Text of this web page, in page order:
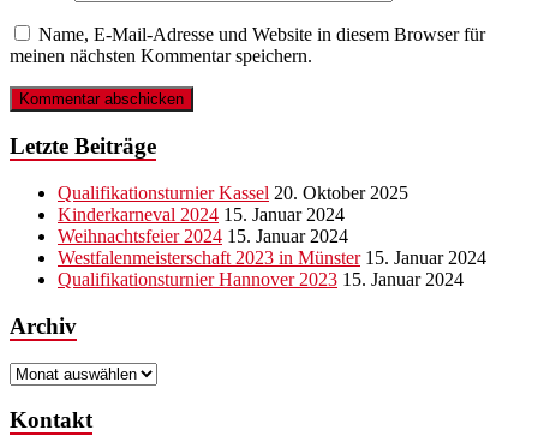
Name, E-Mail-Adresse und Website in diesem Browser für
meinen nächsten Kommentar speichern.
Letzte Beiträge
Qualifikationsturnier Kassel 20. Oktober 2025
Kinderkarneval 2024 15. Januar 2024
Weihnachtsfeier 2024 15. Januar 2024
Westfalenmeisterschaft 2023 in Münster 15. Januar 2024
Qualifikationsturnier Hannover 2023 15. Januar 2024
Archiv
Archiv
Kontakt